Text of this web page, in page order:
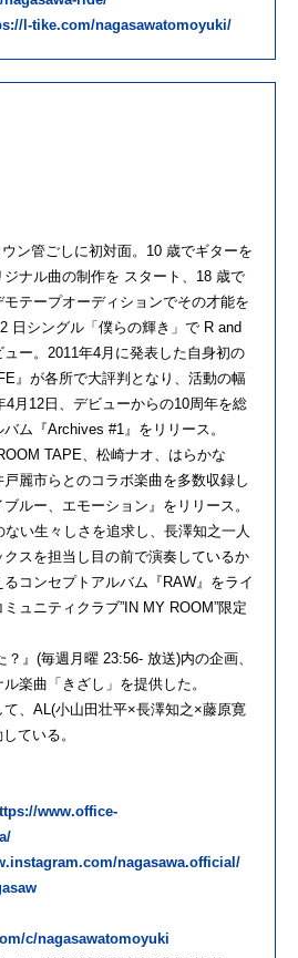
l-tike.com/nagasawatomoyuki/
ン管ごしに初対面。10 歳でギターを
ナル曲の制作を スタート、18 歳で
テープオーディションでその才能を
日シングル「僕らの輝き」で R and
ー。2011年4月に発表した自身初の
』が各所で大評判となり、活動の幅
4月12日、デビューからの10周年を総
ム『Archives #1』をリリース。
TAPE、松崎ナオ、はらかな
麗市らとのコラボ楽曲を多数収録し
ルー、エモーション』をリリース。
い生々しさを追求し、長澤知之一人
スを担当し目の前で演奏しているか
コンセプトアルバム『RAW』をライ
ュニティクラブ”IN MY ROOM”限定
』(毎週月曜 23:56- 放送)内の企画、
楽曲「きざし」を提供した。
て、AL(小山田壮平×長澤知之×藤原寛
ている。
www.office-
nagasawa.official/
c/nagasawatomoyuki